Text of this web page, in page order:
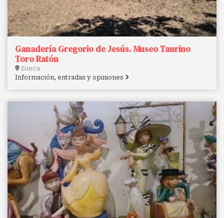
Ganadería Gregorio de Jesús. Museo Taurino
Toro Ratón
Sueca
Información, entradas y opiniones